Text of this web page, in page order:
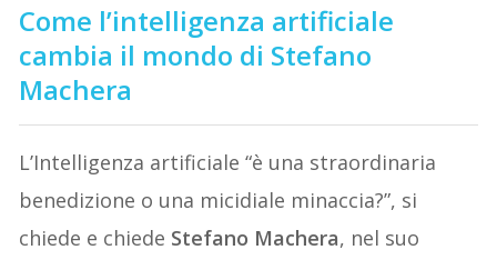
Come l’intelligenza artificiale
cambia il mondo di Stefano
Machera
L’Intelligenza artificiale “è una straordinaria
benedizione o una micidiale minaccia?”, si
chiede e chiede Stefano Machera, nel suo